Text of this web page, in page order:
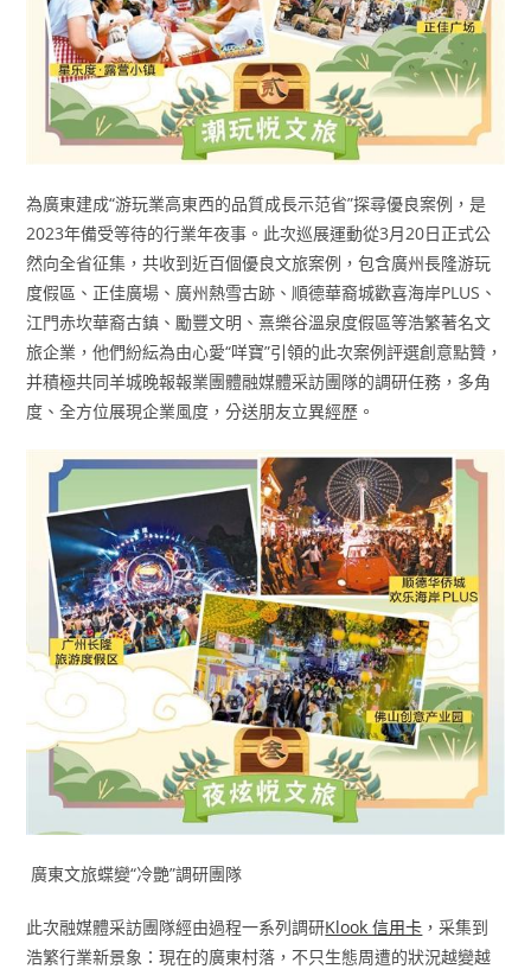
為廣東建成“游玩業高東西的品質成長示范省”探尋優良案例，是
2023年備受等待的行業年夜事。此次巡展運動從3月20日正式公
然向全省征集，共收到近百個優良文旅案例，包含廣州長隆游玩
度假區、正佳廣場、廣州熱雪古跡、順德華裔城歡喜海岸PLUS、
江門赤坎華裔古鎮、勵豐文明、熹樂谷溫泉度假區等浩繁著名文
旅企業，他們紛紜為由心愛“咩寶”引領的此次案例評選創意點贊，
并積極共同羊城晚報報業團體融媒體采訪團隊的調研任務，多角
度、全方位展現企業風度，分送朋友立異經歷。
廣東文旅蝶變“冷艷”調研團隊
此次融媒體采訪團隊經由過程一系列調研Klook 信用卡 ，采集到
浩繁行業新景象：現在的廣東村落，不只生態周遭的狀況越變越